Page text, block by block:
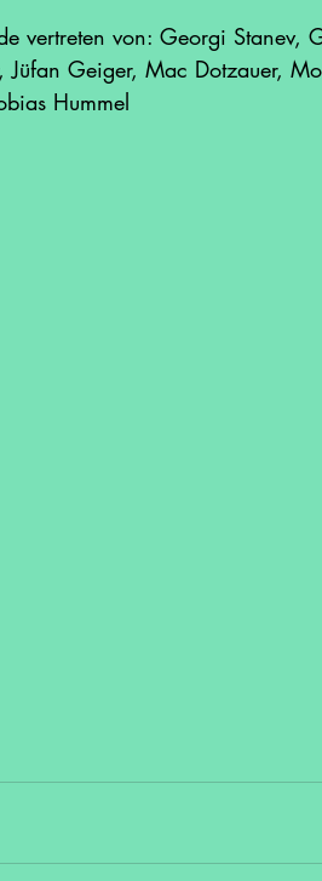
vertreten von: Georgi Stanev,
Jüfan Geiger, Mac Dotzauer,
Hummel